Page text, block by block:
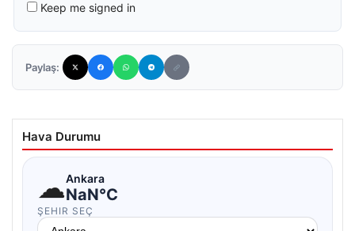
Keep me signed in
Paylaş:
Hava Durumu
☁Ankara
NaN°C
ŞEHIR SEÇ